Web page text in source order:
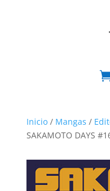
Inicio/ Mangas /
SAKAMOTO DAYS